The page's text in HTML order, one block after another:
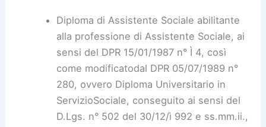
Diploma di Assistente Sociale abilitante
alla professione di Assistente Sociale, ai
sensi del DPR 15/01/1987 n° Ì 4, così
come modificatodal DPR 05/07/1989 n°
280, ovvero Diploma Universitario in
ServizioSociale, conseguito ai sensi del
D.Lgs. n° 502 del 30/12/ì 992 e ss.mm.ii.,